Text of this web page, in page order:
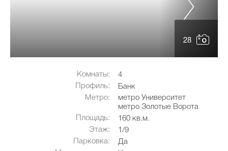
28
Комнаты:
4
Профиль:
Банк
Метро:
метро Университет
метро Золотые Ворота
Площадь:
160 кв.м.
Этаж:
1/9
Парковка:
Да